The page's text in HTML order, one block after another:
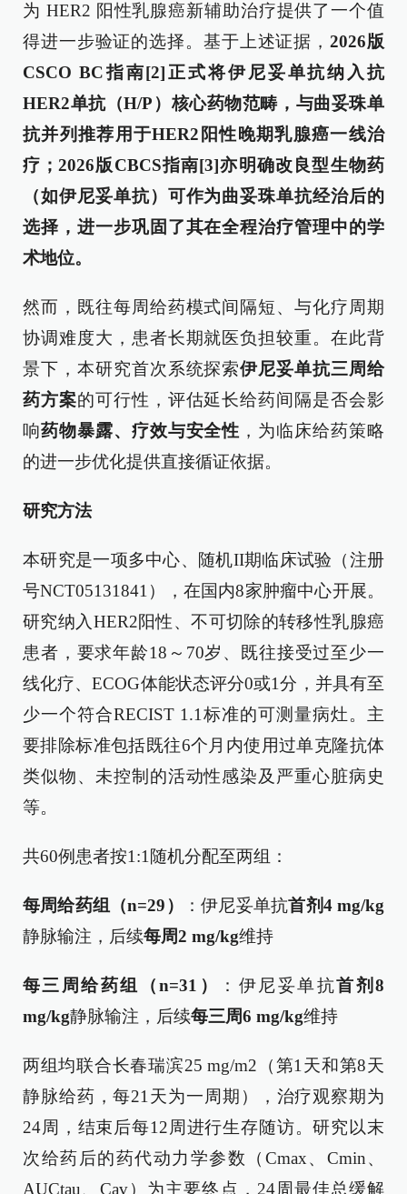
为 HER2 阳性乳腺癌新辅助治疗提供了一个值
得进一步验证的选择。基于上述证据，2026版
CSCO BC指南[2] 正式将伊尼妥单抗纳入抗
HER2单抗（H/P）核心药物范畴，与曲妥珠单
抗并列推荐用于HER2阳性晚期乳腺癌一线治
疗；2026版CBCS指南[3]亦明确改良型生物药
（如伊尼妥单抗）可作为曲妥珠单抗经治后的
选择，进一步巩固了其在全程治疗管理中的学
术地位。
然而，既往每周给药模式间隔短、与化疗周期
协调难度大，患者长期就医负担较重。在此背
景下，本研究首次系统探索伊尼妥单抗三周给
药方案的可行性，评估延长给药间隔是否会影
响药物暴露、疗效与安全性 ，为临床给药策略
的进一步优化提供直接循证依据。
研究方法
本研究是一项多中心、随机II期临床试验（注册
号NCT05131841），在国内8家肿瘤中心开展。
研究纳入HER2阳性、不可切除的转移性乳腺癌
患者，要求年龄18～70岁、既往接受过至少一
线化疗、ECOG体能状态评分0或1分，并具有至
少一个符合RECIST 1.1标准的可测量病灶。主
要排除标准包括既往6个月内使用过单克隆抗体
类似物、未控制的活动性感染及严重心脏病史
等。
共60例患者按1:1随机分配至两组：
每周给药组（n=29） ：伊尼妥单抗首剂4 mg/kg
静脉输注，后续每周2 mg/kg维持
每三周给药组（n=31） ：伊尼妥单抗首剂8
mg/kg静脉输注，后续每三周6 mg/kg维持
两组均联合长春瑞滨25 mg/m2（第1天和第8天
静脉给药，每21天为一周期），治疗观察期为
24周，结束后每12周进行生存随访。研究以末
次给药后的药代动力学参数（Cmax、Cmin、
AUCtau、Cav）为主要终点，24周最佳总缓解